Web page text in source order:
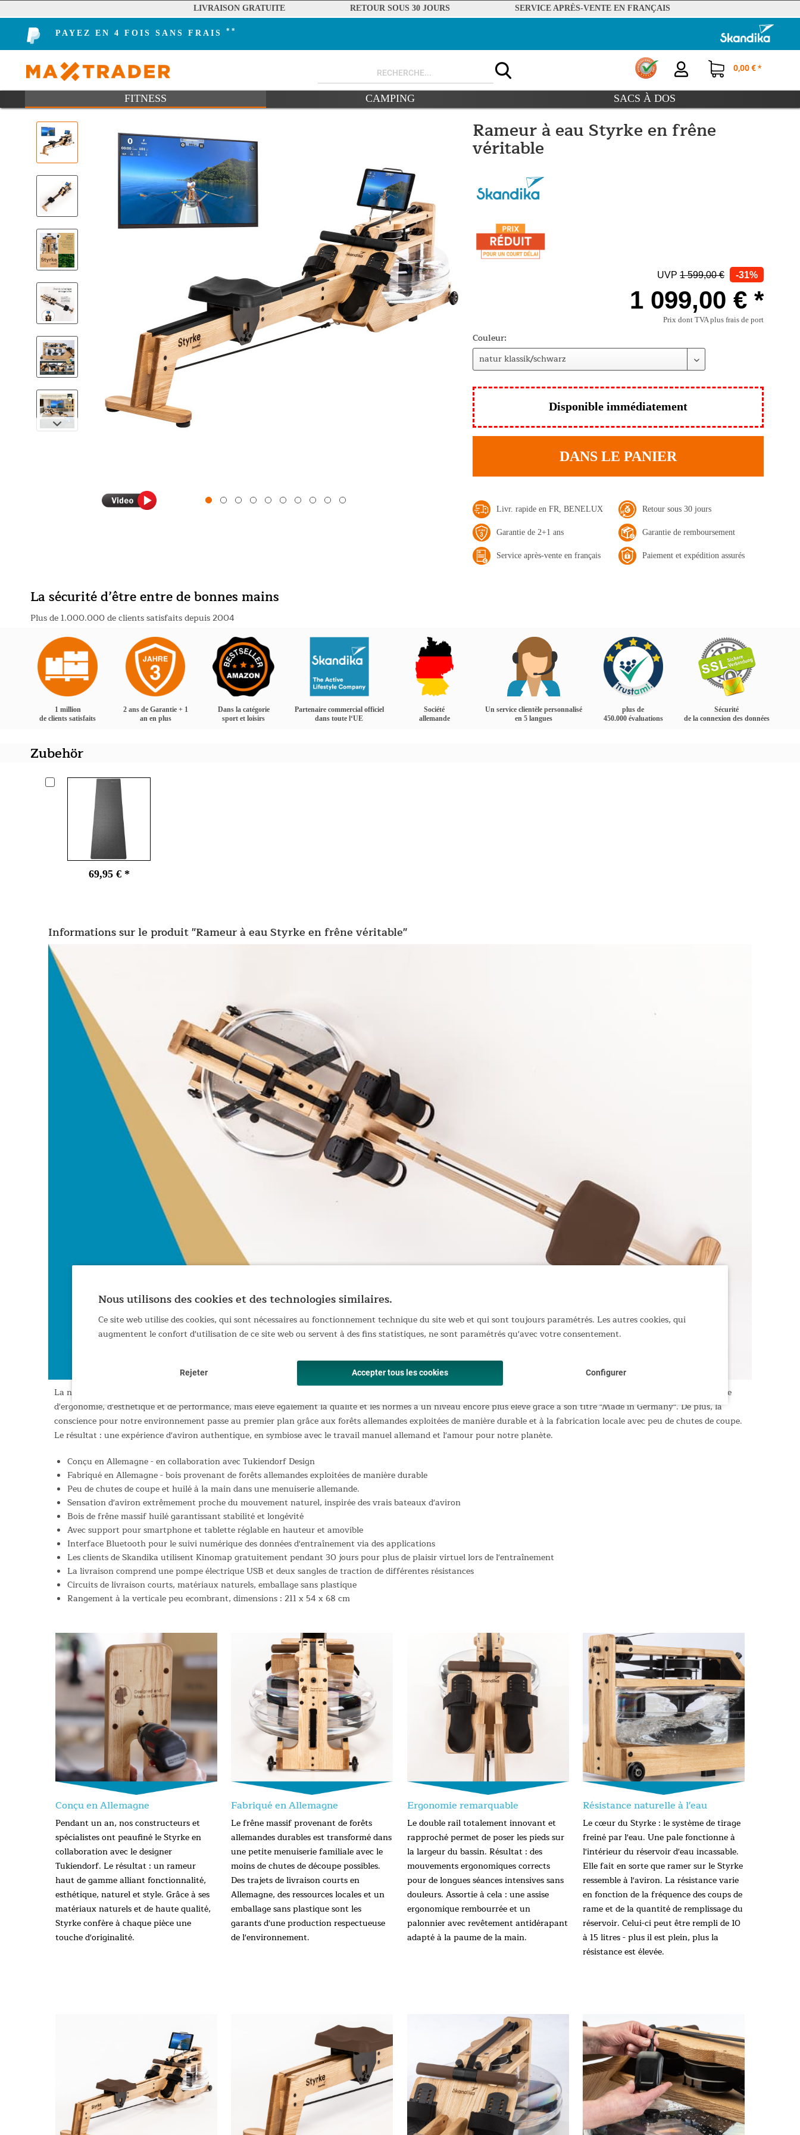
LIVRAISON GRATUITE RETOUR SOUS 30 JOURS SERVICE APRÈS-VENTE EN FRANÇAIS
PAYEZ EN 4 FOIS SANS FRAIS **
0,00 € *
FITNESS CAMPING SACS À DOS
Rameur à eau Styrke en frêne
véritable
UVP 1 599,00 € -31%
1 099,00 € *
Prix dont TVAplus frais de port
Couleur:
Disponible immédiatement
DANS LE PANIER
Livr. rapide en FR, BENELUX
Garantie de 2+1 ans
Service après-vente en français
Retour sous 30 jours
Garantie de remboursement
Paiement et expédition assurés
La sécurité d’être entre de bonnes mains
Plus de 1.000.000 de clients satisfaits depuis 2004
1 million
de clients satisfaits
2 ans de Garantie + 1
an en plus
Dans la catégorie
sport et loisirs
Partenaire commercial officiel
dans toute l‘UE
Société
allemande
Un service clientèle personnalisé
en 5 langues
plus de
450.000 évaluations
Sécurité
de la connexion des données
Zubehör
69,95 € *
Informations sur le produit "Rameur à eau Styrke en frêne véritable"
La nouvelle génération de notre rameur haut de gamme Styrke en frêne massif allie désormais non seulement un design élégant à des exigences professionnelles en matière
d'ergonomie, d'esthétique et de performance, mais élève également la qualité et les normes à un niveau encore plus élevé grâce à son titre "Made in Germany". De plus, la
conscience pour notre environnement passe au premier plan grâce aux forêts allemandes exploitées de manière durable et à la fabrication locale avec peu de chutes de coupe.
Le résultat : une expérience d'aviron authentique, en symbiose avec le travail manuel allemand et l'amour pour notre planète.
Conçu en Allemagne - en collaboration avec Tukiendorf Design
Fabriqué en Allemagne - bois provenant de forêts allemandes exploitées de manière durable
Peu de chutes de coupe et huilé à la main dans une menuiserie allemande.
Sensation d'aviron extrêmement proche du mouvement naturel, inspirée des vrais bateaux d'aviron
Bois de frêne massif huilé garantissant stabilité et longévité
Avec support pour smartphone et tablette réglable en hauteur et amovible
Interface Bluetooth pour le suivi numérique des données d'entraînement via des applications
Les clients de Skandika utilisent Kinomap gratuitement pendant 30 jours pour plus de plaisir virtuel lors de l'entraînement
La livraison comprend une pompe électrique USB et deux sangles de traction de différentes résistances
Circuits de livraison courts, matériaux naturels, emballage sans plastique
Rangement à la verticale peu ecombrant, dimensions : 211 x 54 x 68 cm
Conçu en Allemagne
Pendant un an, nos constructeurs et
spécialistes ont peaufiné le Styrke en
collaboration avec le designer
Tukiendorf. Le résultat : un rameur
haut de gamme alliant fonctionnalité,
esthétique, naturel et style. Grâce à ses
matériaux naturels et de haute qualité,
Styrke confère à chaque pièce une
touche d'originalité.
Fabriqué en Allemagne
Le frêne massif provenant de forêts
allemandes durables est transformé dans
une petite menuiserie familiale avec le
moins de chutes de découpe possibles.
Des trajets de livraison courts en
Allemagne, des ressources locales et un
emballage sans plastique sont les
garants d'une production respectueuse
de l'environnement.
Ergonomie remarquable
Le double rail totalement innovant et
rapproché permet de poser les pieds sur
la largeur du bassin. Résultat : des
mouvements ergonomiques corrects
pour de longues séances intensives sans
douleurs. Assortie à cela : une assise
ergonomique rembourrée et un
palonnier avec revêtement antidérapant
adapté à la paume de la main.
Résistance naturelle à l'eau
Le cœur du Styrke : le système de tirage
freiné par l'eau. Une pale fonctionne à
l'intérieur du réservoir d'eau incassable.
Elle fait en sorte que ramer sur le Styrke
ressemble à l'aviron. La résistance varie
en fonction de la fréquence des coups de
rame et de la quantité de remplissage du
réservoir. Celui-ci peut être rempli de 10
à 15 litres - plus il est plein, plus la
résistance est élevée.
Nous utilisons des cookies et des technologies similaires.
Ce site web utilise des cookies, qui sont nécessaires au fonctionnement technique du site web et qui sont toujours paramétrés. Les autres cookies, qui
augmentent le confort d'utilisation de ce site web ou servent à des fins statistiques, ne sont paramétrés qu'avec votre consentement.
Rejeter Accepter tous les cookies Configurer